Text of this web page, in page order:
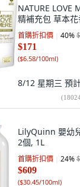
NATURE LOVE
精補充包 草本
首購折扣價 40%
$171
($6.58/100ml)
8/12 星期三 預
(
LilyQuinn 嬰幼
2個, 1L
首購折扣價 24%
$609
($30.45/100ml)